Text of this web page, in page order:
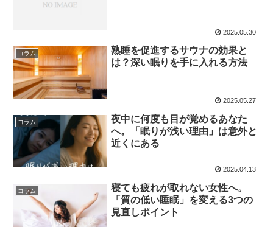
2025.05.30
コラム
熟睡を促進するサウナの効果と
は？深い眠りを手に入れる方法
2025.05.27
コラム
夜中に何度も目が覚めるあなた
へ。「眠りが浅い理由」は意外と
近くにある
2025.04.13
コラム
寝ても疲れが取れない女性へ。
「質の低い睡眠」を変える3つの
見直しポイント